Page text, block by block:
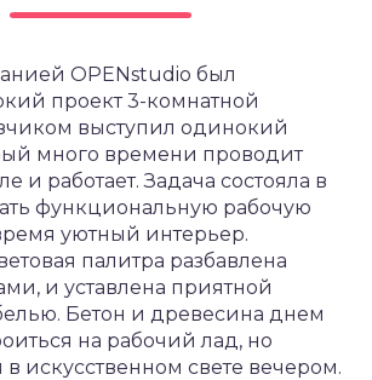
OPENstudio был
проект 3-комнатной
выступил одинокий
много времени проводит
и работает. Задача состояла в
функциональную рабочую
уютный интерьер.
палитра разбавлена
и уставлена приятной
Бетон и древесина днем
на рабочий лад, но
искусственном свете вечером.